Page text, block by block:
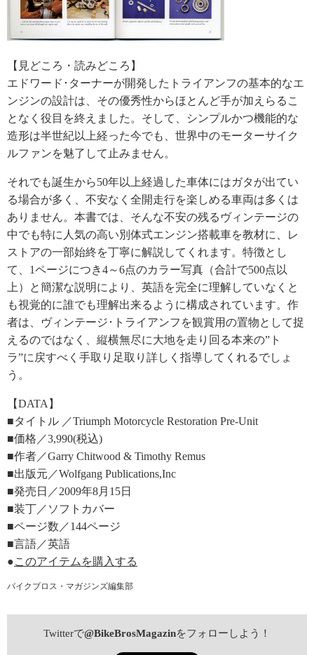
【見どころ・読みどころ】
エドワード･ターナーが開発したトライアンフの基本的なエ
ンジンの設計は、その優秀性からほとんど手が加えらるこ
となく役目を終えました。そして、シンプルかつ機能的な
造形は半世紀以上経った今でも、世界中のモーターサイク
ルファンを魅了して止みません。
それでも誕生から50年以上経過した車体にはガタが出てい
る場合が多く、不安なく全開走行を楽しめる車両は多くは
ありません。本書では、そんな不安の残るヴィンテージの
中でも特に人気の高い別体式エンジン搭載車を教材に、レ
ストアの一部始終を丁寧に解説してくれます。特徴とし
て、1ページにつき4～6点のカラー写真（合計で500点以
上）と簡潔な説明により、英語を完全に理解していなくと
も視覚的に誰でも理解出来るように構成されています。作
者は、ヴィンテージ･トライアンフを観賞用の置物として捉
えるのではなく、縦横無尽に大地を走り回る本来の”ト
ラ”に戻すべく手取り足取り詳しく指導してくれるでしょ
う。
【DATA】
■タイトル ／Triumph Motorcycle Restoration Pre-Unit
■価格／3,990(税込)
■作者／Garry Chitwood & Timothy Remus
■出版元／Wolfgang Publications,Inc
■発売日／2009年8月15日
■装丁／ソフトカバー
■ページ数／144ページ
■言語／英語
●このアイテムを購入する
バイクブロス・マガジンズ編集部
Twitterで@BikeBrosMagazinをフォローしよう！